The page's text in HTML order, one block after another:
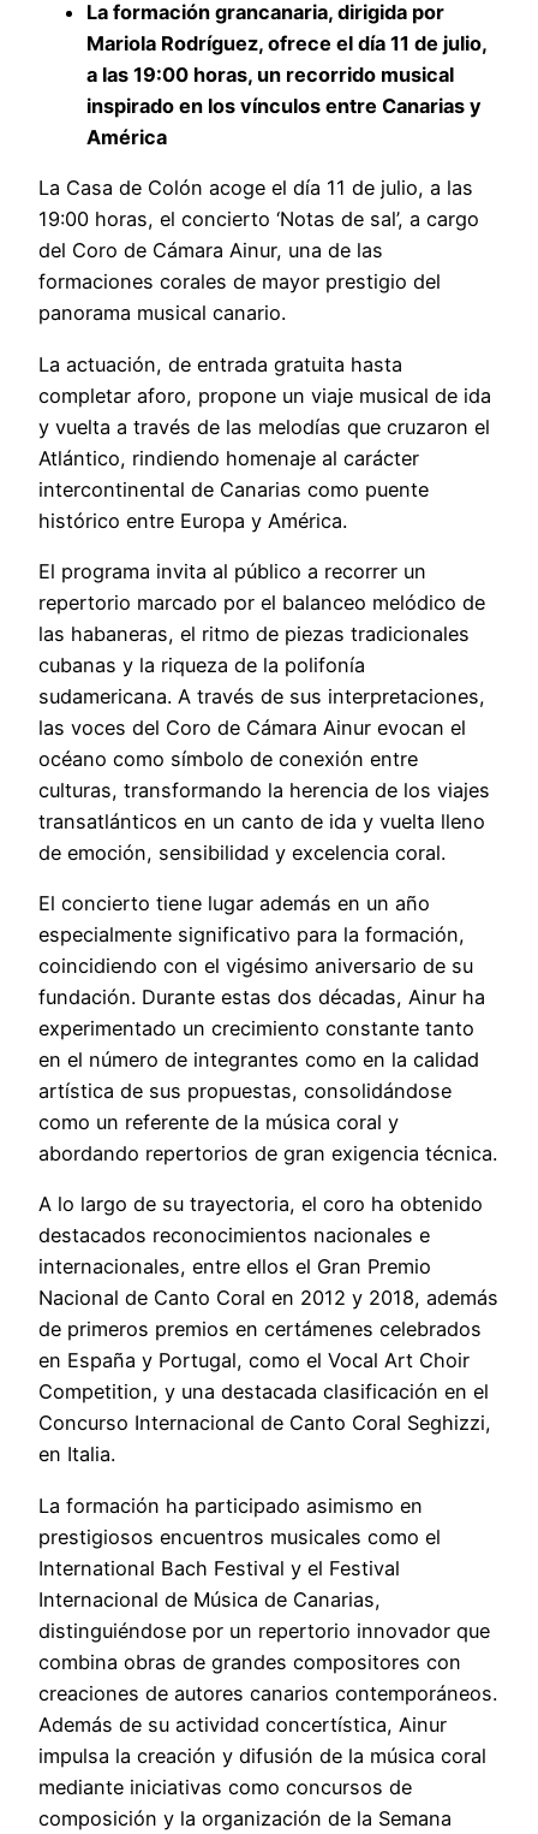
La formación grancanaria, dirigida por
Mariola Rodríguez, ofrece el día 11 de julio,
a las 19:00 horas, un recorrido musical
inspirado en los vínculos entre Canarias y
América
La Casa de Colón acoge el día 11 de julio, a las
19:00 horas, el concierto ‘Notas de sal’, a cargo
del Coro de Cámara Ainur, una de las
formaciones corales de mayor prestigio del
panorama musical canario.
La actuación, de entrada gratuita hasta
completar aforo, propone un viaje musical de ida
y vuelta a través de las melodías que cruzaron el
Atlántico, rindiendo homenaje al carácter
intercontinental de Canarias como puente
histórico entre Europa y América.
El programa invita al público a recorrer un
repertorio marcado por el balanceo melódico de
las habaneras, el ritmo de piezas tradicionales
cubanas y la riqueza de la polifonía
sudamericana. A través de sus interpretaciones,
las voces del Coro de Cámara Ainur evocan el
océano como símbolo de conexión entre
culturas, transformando la herencia de los viajes
transatlánticos en un canto de ida y vuelta lleno
de emoción, sensibilidad y excelencia coral.
El concierto tiene lugar además en un año
especialmente significativo para la formación,
coincidiendo con el vigésimo aniversario de su
fundación. Durante estas dos décadas, Ainur ha
experimentado un crecimiento constante tanto
en el número de integrantes como en la calidad
artística de sus propuestas, consolidándose
como un referente de la música coral y
abordando repertorios de gran exigencia técnica.
A lo largo de su trayectoria, el coro ha obtenido
destacados reconocimientos nacionales e
internacionales, entre ellos el Gran Premio
Nacional de Canto Coral en 2012 y 2018, además
de primeros premios en certámenes celebrados
en España y Portugal, como el Vocal Art Choir
Competition, y una destacada clasificación en el
Concurso Internacional de Canto Coral Seghizzi,
en Italia.
La formación ha participado asimismo en
prestigiosos encuentros musicales como el
International Bach Festival y el Festival
Internacional de Música de Canarias,
distinguiéndose por un repertorio innovador que
combina obras de grandes compositores con
creaciones de autores canarios contemporáneos.
Además de su actividad concertística, Ainur
impulsa la creación y difusión de la música coral
mediante iniciativas como concursos de
composición y la organización de la Semana